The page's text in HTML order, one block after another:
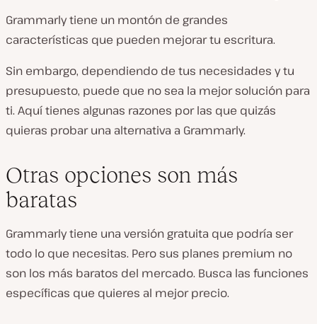
Grammarly tiene un montón de grandes
características que pueden mejorar tu escritura.
Sin embargo, dependiendo de tus necesidades y tu
presupuesto, puede que no sea la mejor solución para
ti. Aquí tienes algunas razones por las que quizás
quieras probar una alternativa a Grammarly.
Otras opciones son más
baratas
Grammarly tiene una versión gratuita que podría ser
todo lo que necesitas. Pero sus planes premium no
son los más baratos del mercado. Busca las funciones
específicas que quieres al mejor precio.